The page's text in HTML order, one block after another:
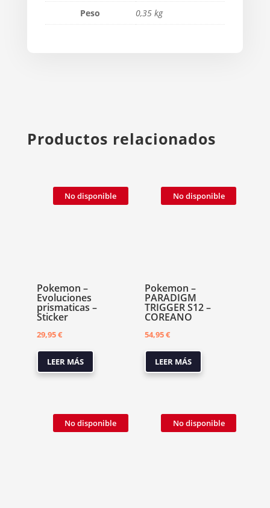
Peso 0,35 kg
Productos relacionados
Pokemon –
Evoluciones
prismaticas –
Sticker
29,95€
LEER MÁS
No disponible
Pokemon –
PARADIGM
TRIGGER S12 –
COREANO
54,95€
LEER MÁS
No disponible
No disponible No disponible